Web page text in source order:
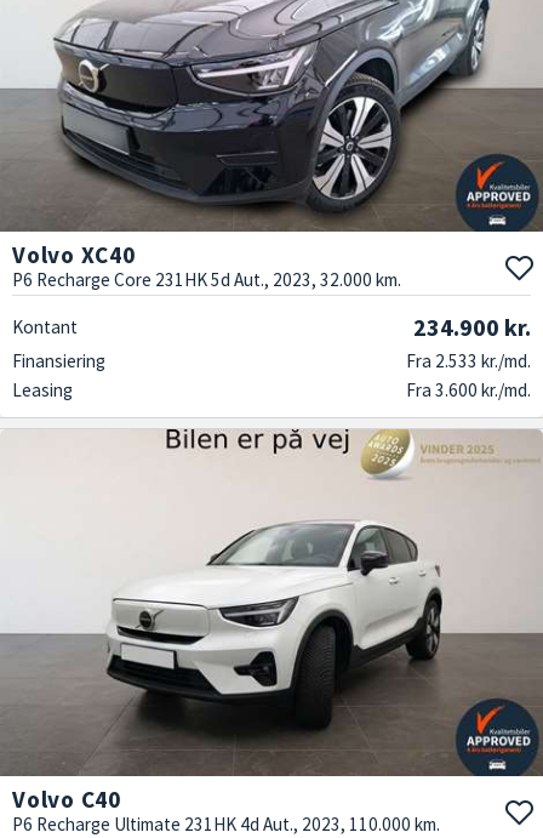
Volvo XC40
P6 Recharge Core 231HK 5d Aut., 2023, 32.000 km.
Kontant 234.900 kr.
Finansiering
Fra 2.533 kr./md.
Leasing
Fra 3.600 kr./md.
Volvo C40
P6 Recharge Ultimate 231HK 4d Aut., 2023, 110.000 km.